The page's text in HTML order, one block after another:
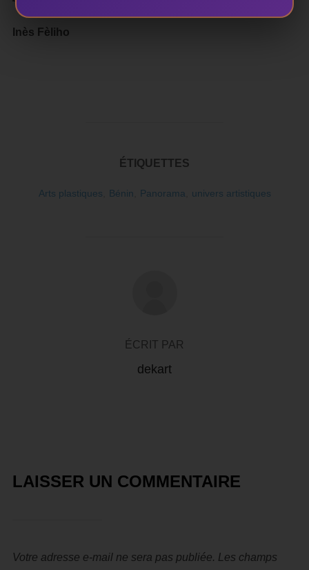
Inès Fèliho
ÉTIQUETTES
Arts plastiques Bénin Panorama univers artistiques
ÉCRIT PAR
dekart
LAISSER UN COMMENTAIRE
Votre adresse e-mail ne sera pas publiée. Les champs